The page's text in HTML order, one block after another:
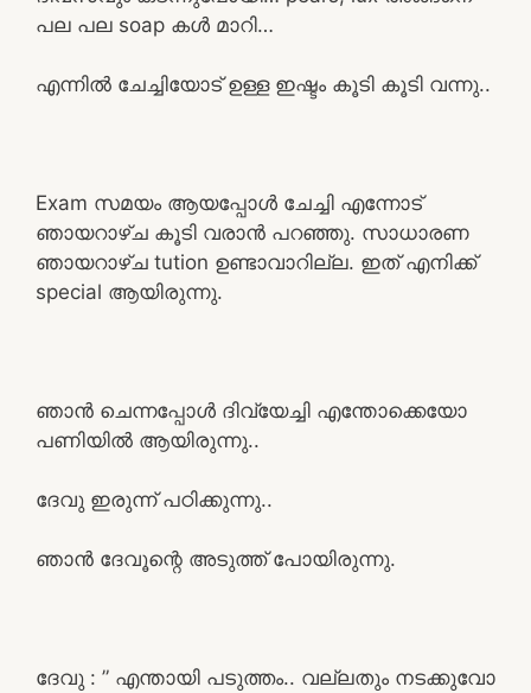
പല പല soap കൾ മാറി…
എന്നിൽ ചേച്ചിയോട് ഉള്ള ഇഷ്ടം കൂടി കൂടി വന്നു..
Exam സമയം ആയപ്പോൾ ചേച്ചി എന്നോട്
ഞായറാഴ്ച കൂടി വരാൻ പറഞ്ഞു. സാധാരണ
ഞായറാഴ്ച tution ഉണ്ടാവാറില്ല. ഇത് എനിക്ക്
special ആയിരുന്നു.
ഞാൻ ചെന്നപ്പോൾ ദിവ്യേച്ചി എന്തോക്കെയോ
പണിയിൽ ആയിരുന്നു..
ദേവു ഇരുന്ന് പഠിക്കുന്നു..
ഞാൻ ദേവൂന്റെ അടുത്ത് പോയിരുന്നു.
ദേവു : ” എന്തായി പടുത്തം.. വല്ലതും നടക്കുവോ